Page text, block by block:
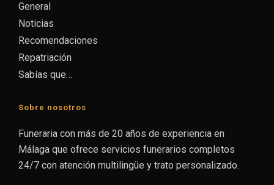
General
Noticias
Recomendaciones
Repatriación
Sabías que…
Sobre nosotros
Funeraria con más de 20 años de experiencia en
Málaga que ofrece servicios funerarios completos
24/7 con atención multilingüe y trato personalizado.